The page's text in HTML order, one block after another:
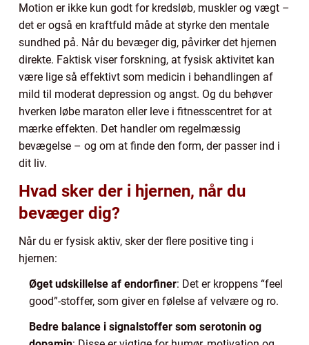
Motion er ikke kun godt for kredsløb, muskler og vægt –
det er også en kraftfuld måde at styrke den mentale
sundhed på. Når du bevæger dig, påvirker det hjernen
direkte. Faktisk viser forskning, at fysisk aktivitet kan
være lige så effektivt som medicin i behandlingen af
mild til moderat depression og angst. Og du behøver
hverken løbe maraton eller leve i fitnesscentret for at
mærke effekten. Det handler om regelmæssig
bevægelse – og om at finde den form, der passer ind i
dit liv.
Hvad sker der i hjernen, når du
bevæger dig?
Når du er fysisk aktiv, sker der flere positive ting i
hjernen:
Øget udskillelse af endorfiner: Det er kroppens “feel
good”-stoffer, som giver en følelse af velvære og ro.
Bedre balance i signalstoffer som serotonin og